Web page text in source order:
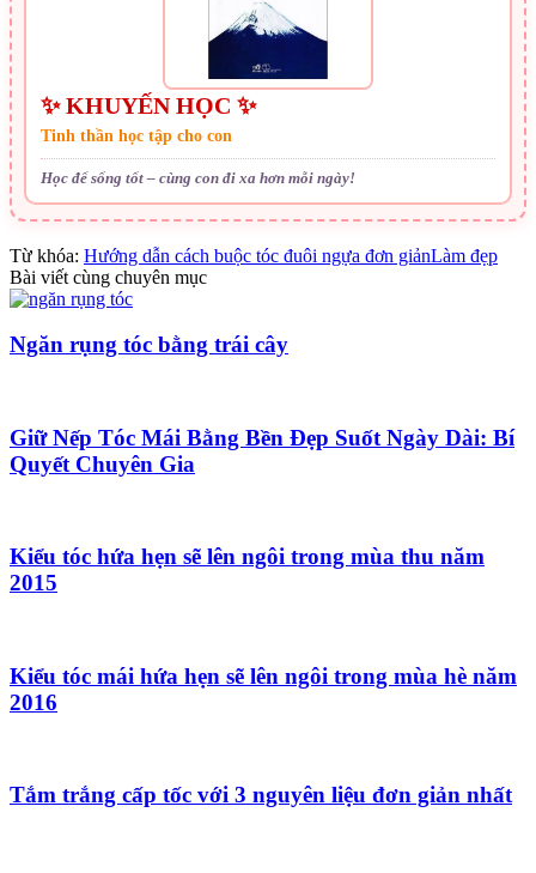
✨ KHUYẾN HỌC ✨
Tinh thần học tập cho con
Học để sống tốt – cùng con đi xa hơn mỗi ngày!
Từ khóa: Hướng dẫn cách buộc tóc đuôi ngựa đơn giảnLàm đẹp
Bài viết cùng chuyên mục
Ngăn rụng tóc bằng trái cây
Giữ Nếp Tóc Mái Bằng Bền Đẹp Suốt Ngày Dài: Bí
Quyết Chuyên Gia
Kiểu tóc hứa hẹn sẽ lên ngôi trong mùa thu năm
2015
Kiểu tóc mái hứa hẹn sẽ lên ngôi trong mùa hè năm
2016
Tắm trắng cấp tốc với 3 nguyên liệu đơn giản nhất